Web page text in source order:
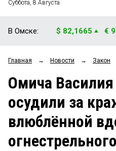
ОБЩЕСТВО
ЗАКОН
НОВОСТИ КОМПАНИЙ
Суббота, 8 Августа
В Омске: $ 82,1665 €
Главная → Новости → Закон
Омича
осудили за
влюблённой